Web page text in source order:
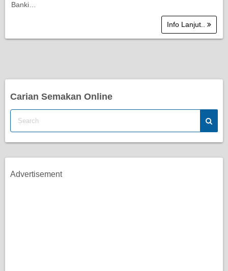
Banki…
Info Lanjut..
Carian Semakan Online
Advertisement